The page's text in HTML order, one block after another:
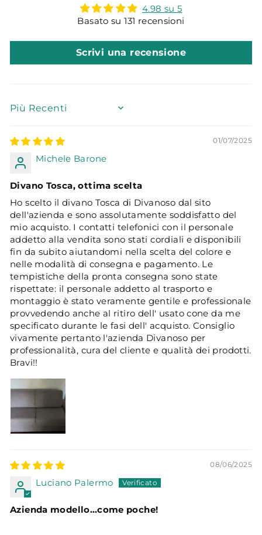
4.98 su 5
Basato su 131 recensioni
Scrivi una recensione
SORT BY
01/07/2025
Michele Barone
Divano Tosca, ottima scelta
Ho scelto il divano Tosca di Divanoso dal sito
dell'azienda e sono assolutamente soddisfatto del
mio acquisto. I contatti telefonici con il personale
addetto alla vendita sono stati cordiali e disponibili
fin da subito aiutandomi nella scelta del colore e
nelle modalità di consegna e pagamento. Le
tempistiche della pronta consegna sono state
rispettate: il personale addetto al trasporto e
montaggio è stato veramente gentile e professionale
provvedendo anche al ritiro dell' usato cone da me
specificato durante le fasi dell' acquisto. Consiglio
vivamente pertanto l'azienda Divanoso per
professionalità, cura del cliente e qualità dei prodotti.
Bravi!!
08/06/2025
Luciano Palermo
Azienda modello…come poche!